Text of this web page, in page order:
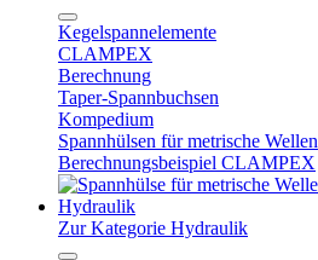
Kegelspannelemente
CLAMPEX
Berechnung
Taper-Spannbuchsen
Kompedium
Spannhülsen für metrische Wellen
Berechnungsbeispiel CLAMPEX
Hydraulik
Zur Kategorie Hydraulik